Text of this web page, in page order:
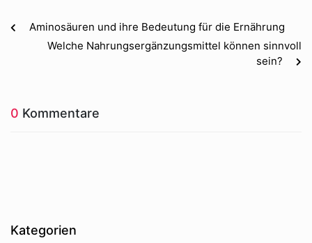
Aminosäuren und ihre Bedeutung für die Ernährung
Welche Nahrungsergänzungsmittel können sinnvoll
sein?
0 Kommentare
Kategorien